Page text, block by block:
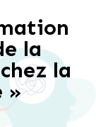
la
la
»